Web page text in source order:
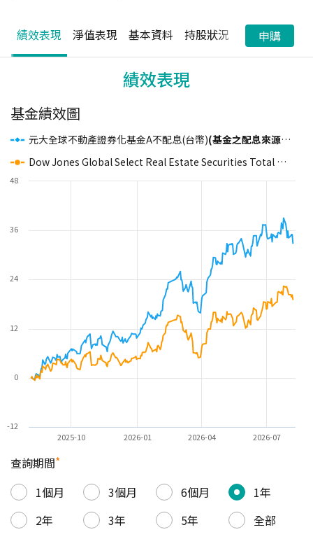
績效表現 淨值表現 基本資料 持股狀況 配息狀況
申購
績效表現
基金績效圖
元大全球不動產證券化基金A不配息(台幣)(基金之配息來源可能為本金)
Dow Jones Global Select Real Estate Securities Total Return Index
2025-10 2026-01 2026-04 2026-07
-12
0
12
24
36
48
查詢期間*
1個月
3個月 6個月
1年
2年
3年 5年
全部